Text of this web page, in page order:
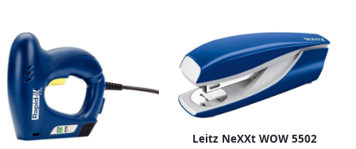
Leitz NeXXt WOW 5502